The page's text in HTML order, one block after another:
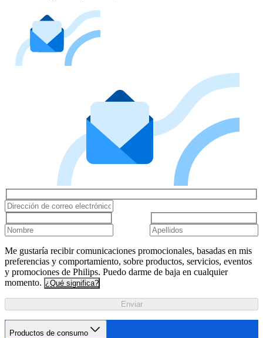
Me gustaría recibir comunicaciones promocionales, basadas en mis
preferencias y comportamiento, sobre productos, servicios, eventos
y promociones de Philips. Puedo darme de baja en cualquier
momento. ¿Qué significa?
Enviar
Productos de consumo